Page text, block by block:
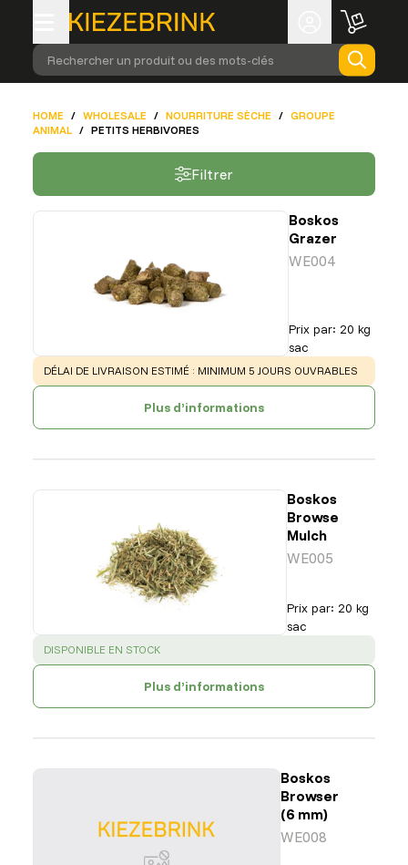
Rechercher un produit ou des mots-clés
HOME / WHOLESALE / NOURRITURE SÈCHE / GROUPE
ANIMAL / PETITS HERBIVORES
Filtrer
Boskos
Grazer
WE004
Prix par: 20 kg
sac
WARNING
DÉLAI DE LIVRAISON ESTIMÉ : MINIMUM 5 JOURS OUVRABLES
Plus d’informations
Boskos
Browse
Mulch
WE005
Prix par: 20 kg
sac
SUCCESS:
DISPONIBLE EN STOCK
Plus d’informations
Boskos
Browser
(6 mm)
WE008